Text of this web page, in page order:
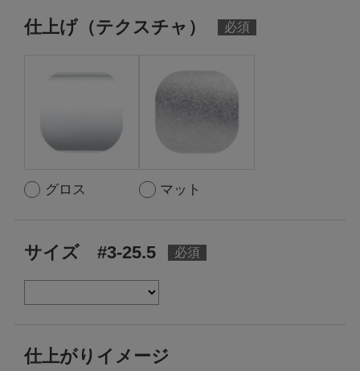
仕上げ（テクスチャ）
グロス マット
サイズ #3-25.5
仕上がりイメージ